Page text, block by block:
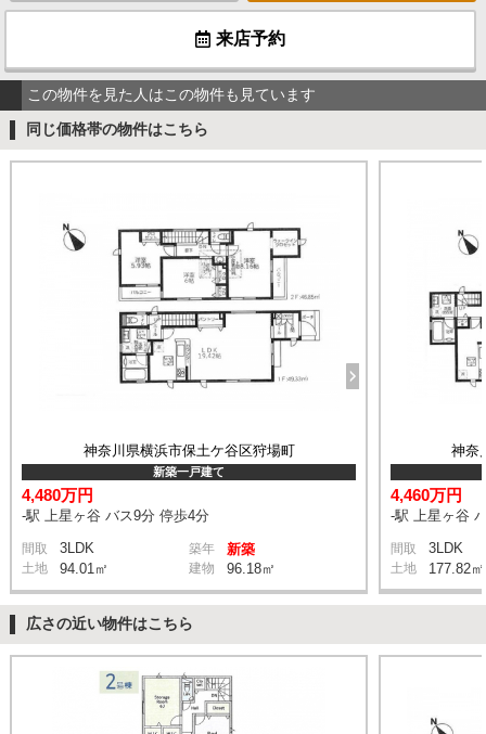
来店予約
この物件を見た人はこの物件も見ています
同じ価格帯の物件はこちら
神奈川県横浜市保土ケ谷区狩場町
新築一戸建て
4,480万円
-駅 上星ヶ谷 バス9分 停歩4分
間取 3LDK 築年 新築
土地 94.01㎡ 建物 96.18㎡
神奈
4,460万円
-駅 上星ヶ谷
間取 3LDK
土地 177.82㎡
広さの近い物件はこちら